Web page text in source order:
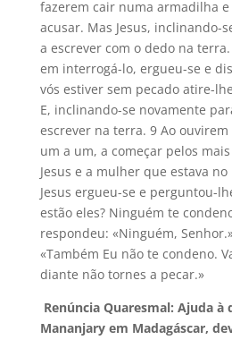
fazerem cair numa armadilha
acusar. Mas Jesus, inclinando-
a escrever com o dedo na
em interrogá-lo, ergueu-se e
vós estiver sem pecado atire-
E, inclinando-se novamente
escrever na terra. 9 Ao
um a um, a começar pelos
Jesus e a mulher que estava
Jesus ergueu-se e perguntou-
estão eles? Ninguém te
respondeu: «Ninguém,
«Também Eu não te condeno.
diante não tornes a pecar.»
Renúncia Quaresmal: Ajuda à
Mananjary em Madagáscar,